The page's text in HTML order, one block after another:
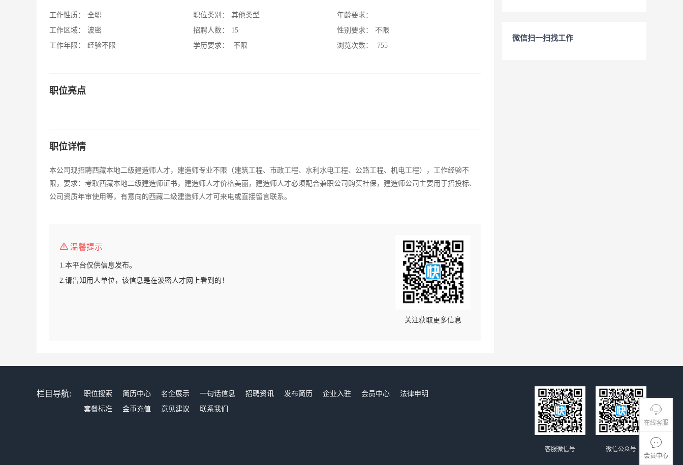
在线客服
会员中心
工作性质：
全职
工作区域：
波密
工作年限：
经验不限
职位类别：
其他类型
招聘人数：
15
学历要求：
不限
年龄要求：
性别要求：
不限
浏览次数：
755
职位亮点
职位详情
本公司现招聘西藏本地二级建造师人才，建造师专业不限（建筑工程、市政工程、水利水电工程、公路工程、机电工程），工作经验不
限，要求：考取西藏本地二级建造师证书，建造师人才价格美丽，建造师人才必须配合兼职公司购买社保，建造师公司主要用于招投标、
公司资质年审使用等，有意向的西藏二级建造师人才可来电或直接留言联系。
温馨提示
1.本平台仅供信息发布。
2.请告知用人单位，该信息是在波密人才网上看到的！
关注获取更多信息
微信扫一扫找工作
栏目导航: 职位搜索 简历中心 名企展示 一句话信息 招聘资讯 发布简历 企业入驻 会员中心
法律申明
套餐标准
金币充值 意见建议 联系我们
微信公众号
客服微信号